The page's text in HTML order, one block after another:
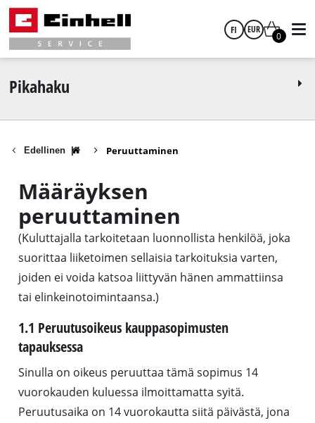
FI EUR
GBP
CZK
0
Pikahaku
Edellinen | Peruuttaminen
Määräyksen
peruuttaminen
(Kuluttajalla tarkoitetaan luonnollista henkilöä, joka
suorittaa liiketoimen sellaisia tarkoituksia varten,
joiden ei voida katsoa liittyvän hänen ammattiinsa
tai elinkeinotoimintaansa.)
1.1 Peruutusoikeus kauppasopimusten
tapauksessa
Sinulla on oikeus peruuttaa tämä sopimus 14
vuorokauden kuluessa ilmoittamatta syitä.
Peruutusaika on 14 vuorokautta siitä päivästä, jona